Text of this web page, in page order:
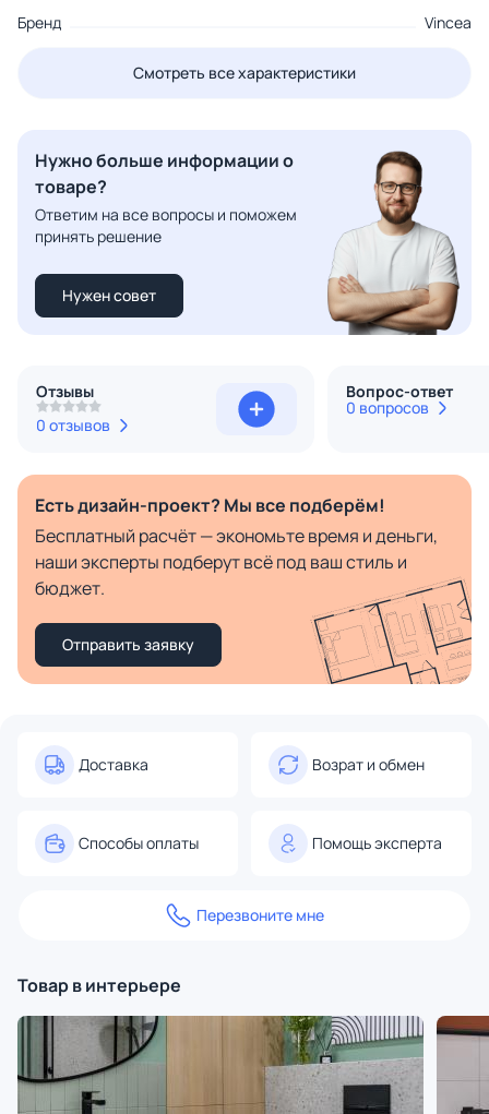
Бренд
Vincea
Смотреть все характеристики
Нужно больше информации о
товаре?
Ответим на все вопросы и поможем
принять решение
Нужен совет
Отзывы
0 отзывов
Вопрос-ответ
0 вопросов
Есть дизайн-проект? Мы все подберём!
Бесплатный расчёт — экономьте время и деньги,
наши эксперты подберут всё под ваш стиль и
бюджет.
Отправить заявку
Доставка Возрат и обмен
Способы оплаты Помощь эксперта
Перезвоните мне
Товар в интерьере